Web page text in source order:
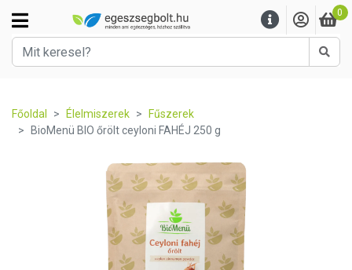
0
Főoldal Élelmiszerek
Fűszerek
BioMenü BIO őrölt ceyloni FAHÉJ 250 g